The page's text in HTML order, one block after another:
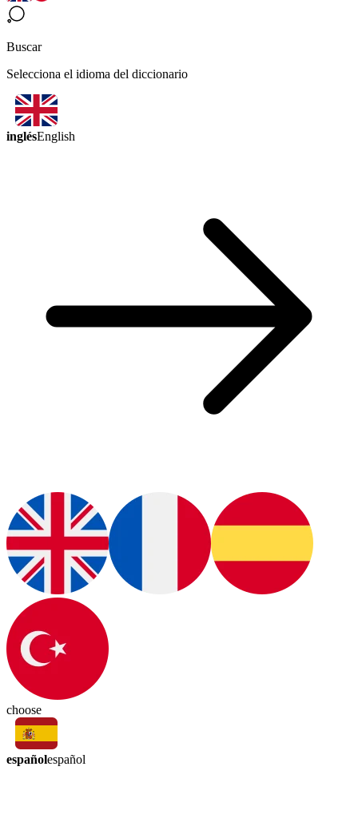
Buscar
Selecciona el idioma del diccionario
inglésEnglish
choose
españolespañol